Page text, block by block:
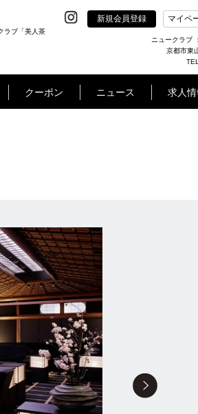
ラブ「美人茶
新規会員登録 マイペ
ニュークラブ
京都市東
クーポン ニュース 求人情